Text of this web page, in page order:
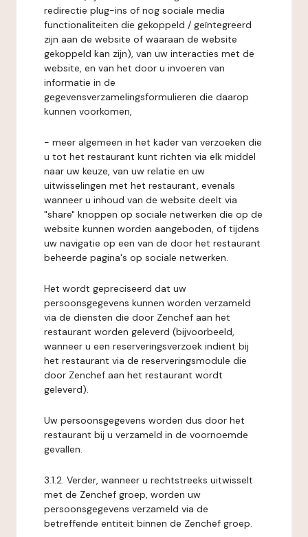
redirectie plug-ins of nog sociale media
functionaliteiten die gekoppeld / geïntegreerd
zijn aan de website of waaraan de website
gekoppeld kan zijn), van uw interacties met de
website, en van het door u invoeren van
informatie in de
gegevensverzamelingsformulieren die daarop
kunnen voorkomen,
- meer algemeen in het kader van verzoeken die
u tot het restaurant kunt richten via elk middel
naar uw keuze, van uw relatie en uw
uitwisselingen met het restaurant, evenals
wanneer u inhoud van de website deelt via
"share" knoppen op sociale netwerken die op de
website kunnen worden aangeboden, of tijdens
uw navigatie op een van de door het restaurant
beheerde pagina's op sociale netwerken.
Het wordt gepreciseerd dat uw
persoonsgegevens kunnen worden verzameld
via de diensten die door Zenchef aan het
restaurant worden geleverd (bijvoorbeeld,
wanneer u een reserveringsverzoek indient bij
het restaurant via de reserveringsmodule die
door Zenchef aan het restaurant wordt
geleverd).
Uw persoonsgegevens worden dus door het
restaurant bij u verzameld in de voornoemde
gevallen.
3.1.2. Verder, wanneer u rechtstreeks uitwisselt
met de Zenchef groep, worden uw
persoonsgegevens verzameld via de
betreffende entiteit binnen de Zenchef groep.